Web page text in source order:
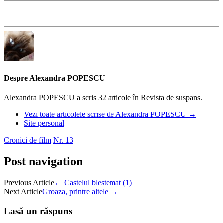
Despre Alexandra POPESCU
Alexandra POPESCU a scris 32 articole în Revista de suspans.
Vezi toate articolele scrise de Alexandra POPESCU →
Site personal
Cronici de film Nr. 13
Post navigation
Previous Article← Castelul blestemat (1)
Next ArticleGroaza, printre altele →
Lasă un răspuns